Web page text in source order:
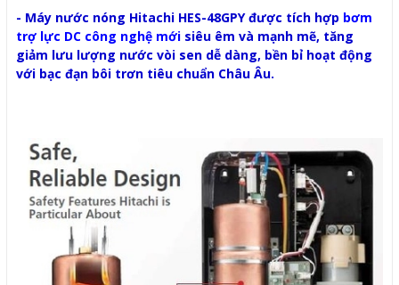
- Máy nước nóng Hitachi HES-48GPYđược tích hợp bơm
trợ lực DC công nghệ mới siêu êm và mạnh mẽ, tăng
giảm lưu lượng nước vòi sen dễ dàng, bền bỉ hoạt động
với bạc đạn bôi trơn tiêu chuẩn Châu Âu.